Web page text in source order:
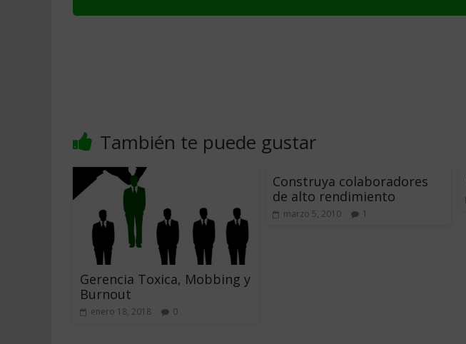
También te puede gustar
Gerencia Toxica, Mobbing y
Burnout
enero 18, 2018 0
Construya colaboradores
de alto rendimiento
marzo 5, 2010 1